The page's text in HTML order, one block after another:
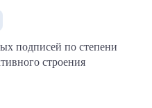
подписей по степени
строения